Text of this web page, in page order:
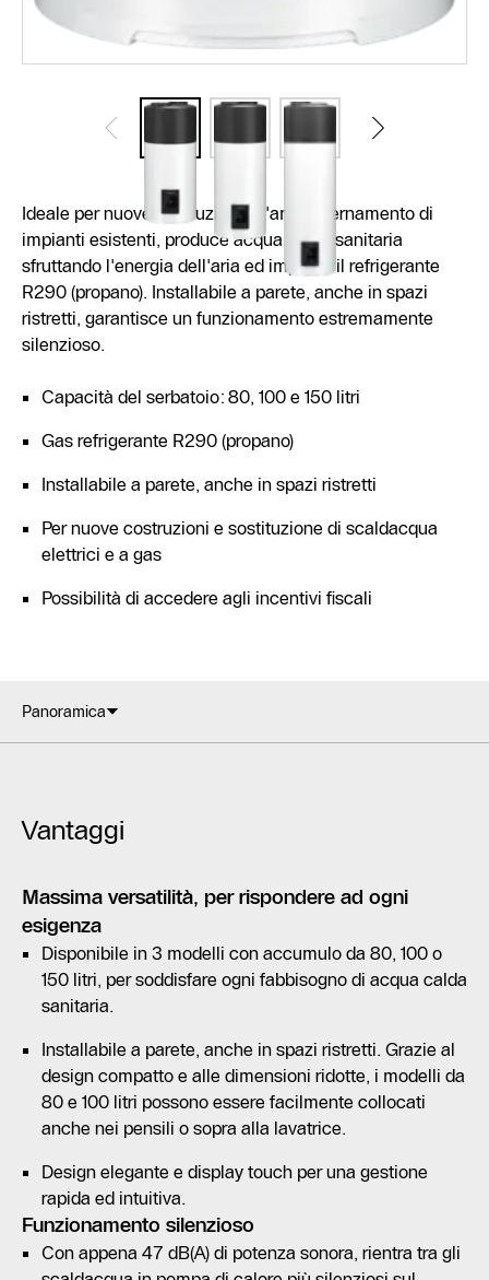
Ideale per nuove costruzioni e l'ammodernamento di
impianti esistenti, produce acqua calda sanitaria
sfruttando l'energia dell'aria ed impiega il refrigerante
R290 (propano). Installabile a parete, anche in spazi
ristretti, garantisce un funzionamento estremamente
silenzioso.
Capacità del serbatoio: 80, 100 e 150 litri
Gas refrigerante R290 (propano)
Installabile a parete, anche in spazi ristretti
Per nuove costruzioni e sostituzione di scaldacqua
elettrici e a gas
Possibilità di accedere agli incentivi fiscali
Panoramica
Vantaggi
Massima versatilità, per rispondere ad ogni
esigenza
Disponibile in 3 modelli con accumulo da 80, 100 o
150 litri, per soddisfare ogni fabbisogno di acqua calda
sanitaria.
Installabile a parete, anche in spazi ristretti. Grazie al
design compatto e alle dimensioni ridotte, i modelli da
80 e 100 litri possono essere facilmente collocati
anche nei pensili o sopra alla lavatrice.
Design elegante e display touch per una gestione
rapida ed intuitiva.
Funzionamento silenzioso
Con appena 47 dB(A) di potenza sonora, rientra tra gli